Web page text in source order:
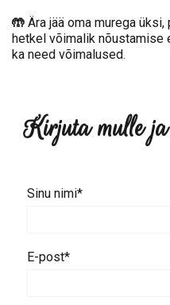
🤲 Ära jää oma murega
hetkel võimalik
ka need võimalused.
Kirjuta mulle ja
Sinu nimi
E-post